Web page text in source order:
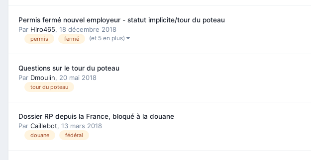
Permis fermé nouvel employeur - statut implicite/tour du poteau
Par Hiro465, 18 décembre 2018
permis fermé (et 5 en plus)
Questions sur le tour du poteau
Par Dmoulin, 20 mai 2018
tour du poteau
Dossier RP depuis la France, bloqué à la douane
Par Caillebot, 13 mars 2018
douane fédéral